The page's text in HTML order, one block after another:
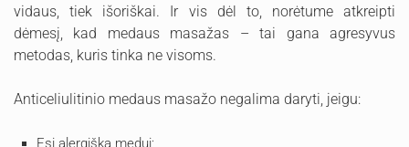
vidaus, tiek išoriškai. Ir vis dėl to, norėtume atkreipti
dėmesį, kad medaus masažas – tai gana agresyvus
metodas, kuris tinka ne visoms.
Anticeliulitinio medaus masažo negalima daryti, jeigu:
Esi alergiška medui;